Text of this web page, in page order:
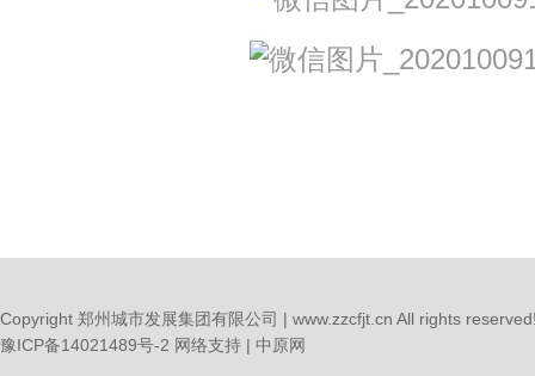
Copyright 郑州城市发展集团有限公司 | www.zzcfjt.cn All rights
豫ICP备14021489号-2 网络支持 | 中原网